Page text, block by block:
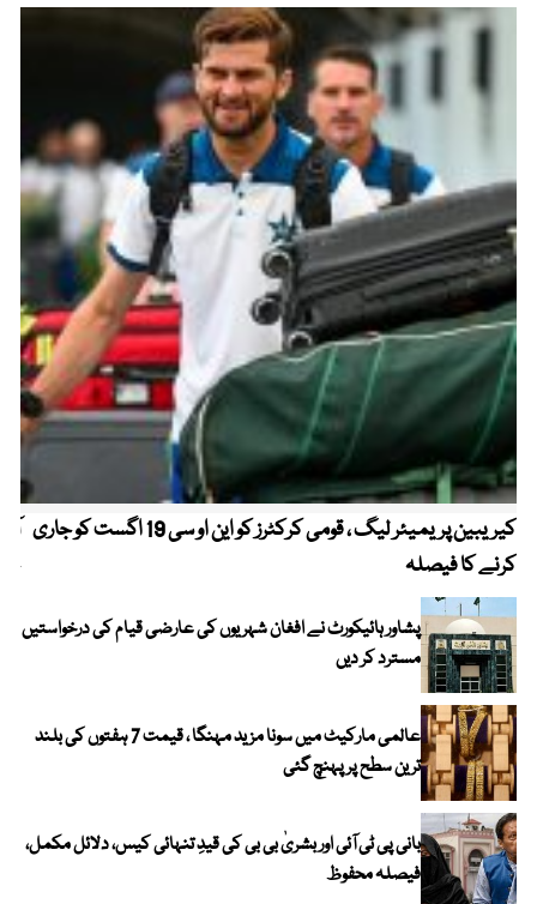
کیریبین پریمیئر لیگ ، قومی کرکٹرز کو این او سی 19 اگست کو جاری
کرنے کا فیصلہ
پشاور ہائیکورٹ نے افغان شہریوں کی عارضی قیام کی درخواستیں
مسترد کر دیں
عالمی مارکیٹ میں سونا مزید مہنگا ، قیمت 7 ہفتوں کی بلند
ترین سطح پر پہنچ گئی
بانی پی ٹی آئی اور بشریٰ بی بی کی قیدِ تنہائی کیس، دلائل مکمل،
فیصلہ محفوظ